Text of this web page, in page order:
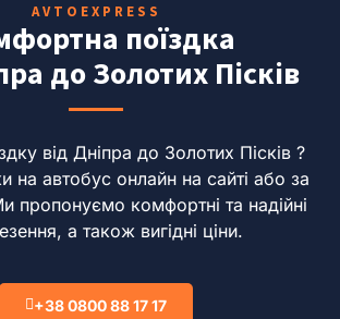
AVTOEXPRESS
поїздка
до Золотих Пісків
від Дніпра до Золотих Пісків ?
на автобус онлайн на сайті або за
пропонуємо комфортні та надійні
а також вигідні ціни.
+38 0800 88 17 17